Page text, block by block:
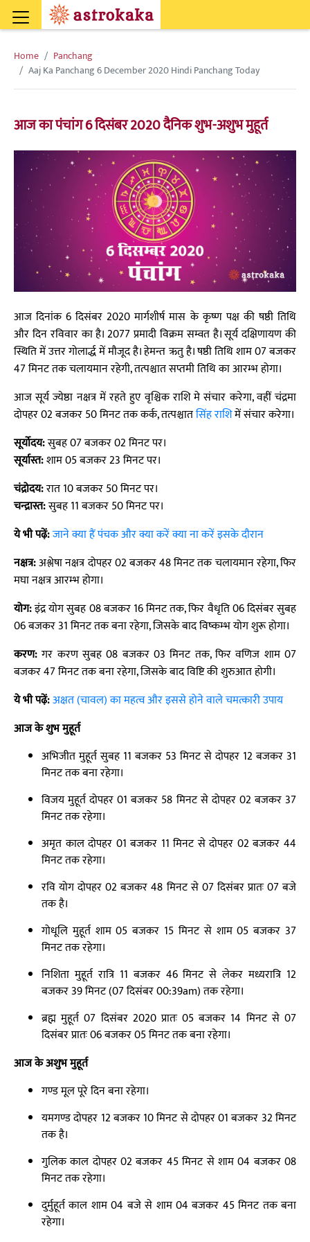
Home
Panchang
Aaj Ka Panchang 6 December 2020 Hindi Panchang Today
आज का पंचांग 6 दिसंबर 2020 दैनिक शुभ-अशुभ मुहूर्त
आज दिनांक 6 दिसंबर 2020 मार्गशीर्ष मास के कृष्ण पक्ष की षष्ठी तिथि
और दिन रविवार का है। 2077 प्रमादी विक्रम सम्वत है। सूर्य दक्षिणायण की
स्थिति में उत्तर गोलार्द्ध में मौजूद है। हेमन्त ऋतु है। षष्ठी तिथि शाम 07 बजकर
47 मिनट तक चलायमान रहेगी, तत्पश्चात सप्तमी तिथि का आरम्भ होगा।
आज सूर्य ज्येष्ठा नक्षत्र में रहते हुए वृश्चिक राशि मे संचार करेगा, वहीं चंद्रमा
दोपहर 02 बजकर 50 मिनट तक कर्क, तत्पश्चातसिंह राशिमें संचार करेगा।
सूर्योदय:सुबह 07 बजकर 02 मिनट पर।
सूर्यास्त:शाम 05 बजकर 23 मिनट पर।
चंद्रोदय:रात 10 बजकर 50 मिनट पर।
चन्द्रास्त:सुबह 11 बजकर 50 मिनट पर।
ये भी पढ़ें:जाने क्या हैं पंचक और क्या करें क्या ना करें इसके दौरान
नक्षत्र:अश्लेषा नक्षत्र दोपहर 02 बजकर 48 मिनट तक चलायमान रहेगा, फिर
मघा नक्षत्र आरम्भ होगा।
योग:इंद्र योग सुबह 08 बजकर 16 मिनट तक, फिर वैधृति 06 दिसंबर सुबह
06 बजकर 31 मिनट तक बना रहेगा, जिसके बाद विष्कम्भ योग शुरू होगा।
करण:गर करण सुबह 08 बजकर 03 मिनट तक, फिर वणिज शाम 07
बजकर 47 मिनट तक बना रहेगा, जिसके बाद विष्टि की शुरुआत होगी।
ये भी पढ़ें:अक्षत (चावल) का महत्व और इससे होने वाले चमत्कारी उपाय
आज के शुभ मुहूर्त
अभिजीत मुहूर्त सुबह 11 बजकर 53 मिनट से दोपहर 12 बजकर 31
मिनट तक बना रहेगा।
विजय मुहूर्त दोपहर 01 बजकर 58 मिनट से दोपहर 02 बजकर 37
मिनट तक रहेगा।
अमृत काल दोपहर 01 बजकर 11 मिनट से दोपहर 02 बजकर 44
मिनट तक रहेगा।
रवि योग दोपहर 02 बजकर 48 मिनट से 07 दिसंबर प्रातः 07 बजे
तक है।
गोधूलि मुहूर्त शाम 05 बजकर 15 मिनट से शाम 05 बजकर 37
मिनट तक रहेगा।
निशिता मुहूर्त रात्रि 11 बजकर 46 मिनट से लेकर मध्यरात्रि 12
बजकर 39 मिनट (07 दिसंबर 00:39am) तक रहेगा।
ब्रह्म मुहूर्त 07 दिसंबर 2020 प्रातः 05 बजकर 14 मिनट से 07
दिसंबर प्रातः 06 बजकर 05 मिनट तक बना रहेगा।
आज के अशुभ मुहूर्त
गण्ड मूल पूरे दिन बना रहेगा।
यमगण्ड दोपहर 12 बजकर 10 मिनट से दोपहर 01 बजकर 32 मिनट
तक है।
गुलिक काल दोपहर 02 बजकर 45 मिनट से शाम 04 बजकर 08
मिनट तक रहेगा।
दुर्मुहूर्त काल शाम 04 बजे से शाम 04 बजकर 45 मिनट तक बना
रहेगा।